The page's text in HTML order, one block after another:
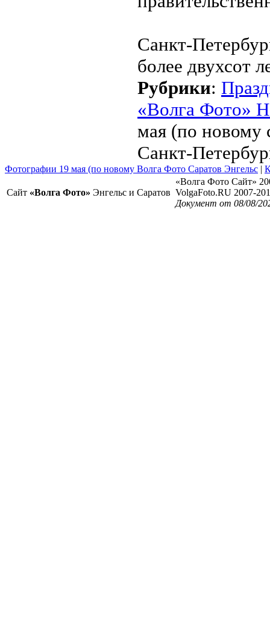
Санкт-
более двухсот
Рубрики:
«Волга Фото»
мая (по новому
Санкт-
Фотографии 19 мая (по новому Волга Фото Саратов Энгельс |
Сайт «Волга Фото» Энгельс и Саратов
«Волга Фото Сайт»
VolgaFoto.RU 2007-
Документ от 08/08/